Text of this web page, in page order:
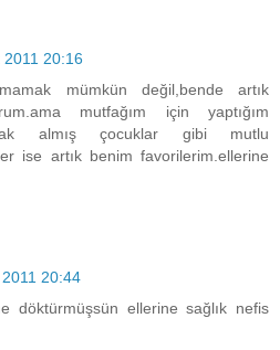
2011 20:16
mümkün değil,bende artık
mutfağım için yaptığım
almış çocuklar gibi mutlu
ise artık benim favorilerim.ellerine
20:44
döktürmüşsün ellerine sağlık nefis